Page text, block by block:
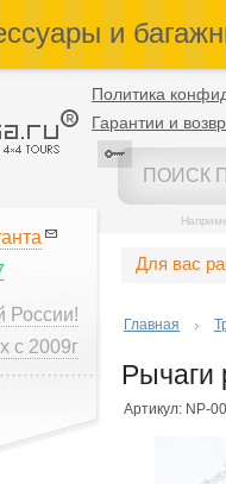
и
Политика
Гарантии и
России!
с 2009г
Для вас
Главная
Рычаги
Артикул: NP-